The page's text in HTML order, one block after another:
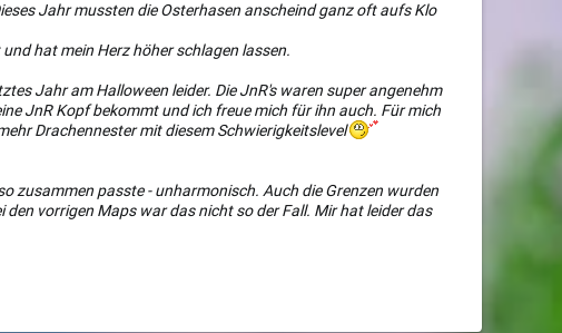
Jahr mussten die Osterhasen anscheind ganz oft aufs Klo
hat mein Herz höher schlagen lassen.
Jahr am Halloween leider. Die JnR's waren super angenehm
JnR Kopf bekommt und ich freue mich für ihn auch. Für mich
Drachennester mit diesem Schwierigkeitslevel
zusammen passte - unharmonisch. Auch die Grenzen wurden
vorrigen Maps war das nicht so der Fall. Mir hat leider das